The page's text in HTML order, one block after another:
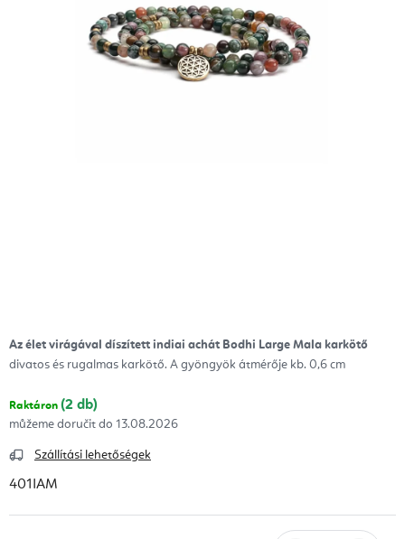
Az élet virágával díszített indiai achát Bodhi Large Mala karkötő
divatos és rugalmas karkötő. A gyöngyök átmérője kb. 0,6 cm
Raktáron (2 db)
13.08.2026
Szállítási lehetőségek
401IAM